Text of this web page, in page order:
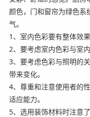
颜色，门和窗帘为绿色系
气。
1、室内色彩要有整体效果
2、要考虑室内色彩与室
3、要考虑色彩与照明的
带来变化。
4、尊重和注意使用者的
适应能力。
5、选用装饰材料时注意